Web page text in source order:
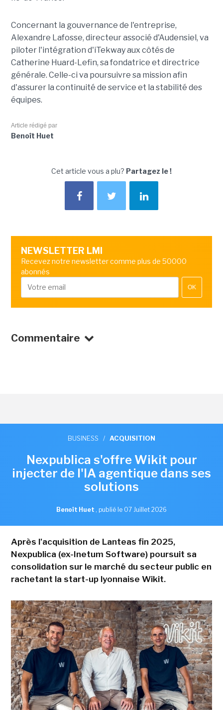
Concernant la gouvernance de l'entreprise,
Alexandre Lafosse, directeur associé d'Audensiel, va
piloter l'intégration d'iTekway aux côtés de
Catherine Huard-Lefin, sa fondatrice et directrice
générale. Celle-ci va poursuivre sa mission afin
d'assurer la continuité de service et la stabilité des
équipes.
Article rédigé par
Benoît Huet
Cet article vous a plu? Partagez le !
NEWSLETTER LMI
Recevez notre newsletter comme plus de 50000
abonnés
OK
Commentaire
BUSINESS / ACQUISITION
Nexpublica s'offre Wikit pour
injecter de l'IA agentique dans ses
solutions
Benoît Huet , publié le 07 Juillet 2026
Après l'acquisition de Lanteas fin 2025,
Nexpublica (ex-Inetum Software) poursuit sa
consolidation sur le marché du secteur public en
rachetant la start-up lyonnaise Wikit.